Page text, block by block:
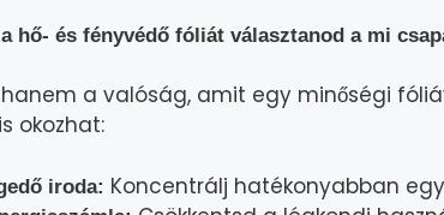
hő- és fényvédő fóliát választanod a mi
hanem a valóság, amit egy minőségi
okozhat:
iroda: Koncentrálj hatékonyabban